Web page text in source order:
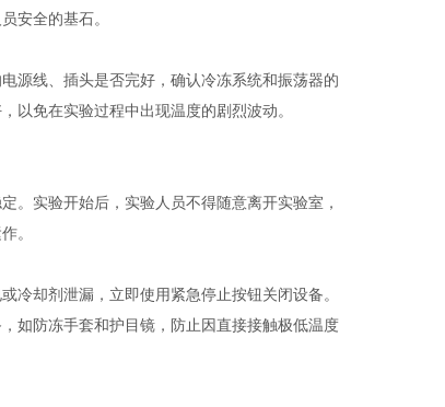
安全的基石。
源线、插头是否完好，确认冷冻系统和振荡器的
以免在实验过程中出现温度的剧烈波动。
实验开始后，实验人员不得随意离开实验室，
。
却剂泄漏，立即使用紧急停止按钮关闭设备。
如防冻手套和护目镜，防止因直接接触极低温度